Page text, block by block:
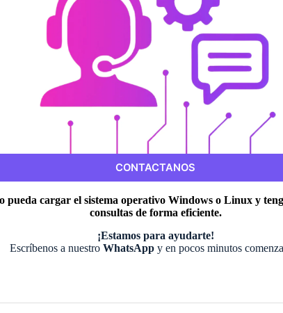
CONTACTANOS
pueda cargar el sistema operativo Windows o Linux y
consultas de forma eficiente.
¡Estamos para ayudarte!
Escríbenos a nuestro WhatsApp y en pocos minutos